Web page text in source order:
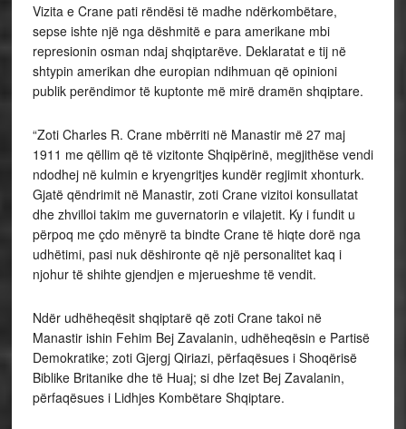
Vizita e Crane pati rëndësi të madhe ndërkombëtare,
sepse ishte një nga dëshmitë e para amerikane mbi
represionin osman ndaj shqiptarëve. Deklaratat e tij në
shtypin amerikan dhe europian ndihmuan që opinioni
publik perëndimor të kuptonte më mirë dramën shqiptare.
“Zoti Charles R. Crane mbërriti në Manastir më 27 maj
1911 me qëllim që të vizitonte Shqipërinë, megjithëse vendi
ndodhej në kulmin e kryengritjes kundër regjimit xhonturk.
Gjatë qëndrimit në Manastir, zoti Crane vizitoi konsullatat
dhe zhvilloi takim me guvernatorin e vilajetit. Ky i fundit u
përpoq me çdo mënyrë ta bindte Crane të hiqte dorë nga
udhëtimi, pasi nuk dëshironte që një personalitet kaq i
njohur të shihte gjendjen e mjerueshme të vendit.
Ndër udhëheqësit shqiptarë që zoti Crane takoi në
Manastir ishin Fehim Bej Zavalanin, udhëheqësin e Partisë
Demokratike; zoti Gjergj Qiriazi, përfaqësues i Shoqërisë
Biblike Britanike dhe të Huaj; si dhe Izet Bej Zavalanin,
përfaqësues i Lidhjes Kombëtare Shqiptare.